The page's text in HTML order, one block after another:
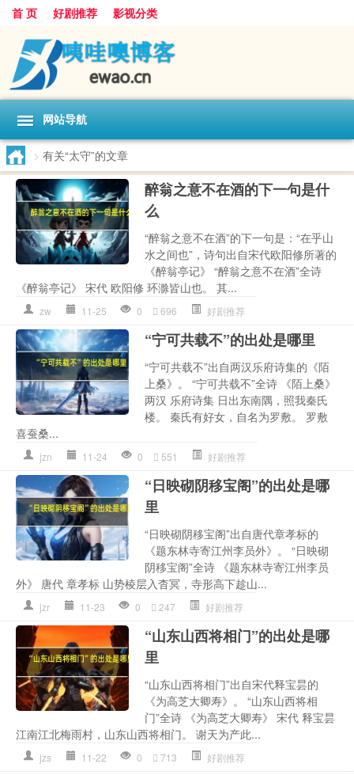
首 页 好剧推荐 影视分类
网站导航
> 有关“太守”的文章
醉翁之意不在酒的下一句是什
么
“醉翁之意不在酒”的下一句是：“在乎山
水之间也”，诗句出自宋代欧阳修所著的
《醉翁亭记》 “醉翁之意不在酒”全诗
《醉翁亭记》 宋代 欧阳修 环滁皆山也。 其...
zw 11-25 0 696 好剧推荐
“宁可共载不”的出处是哪里
“宁可共载不”出自两汉乐府诗集的《陌
上桑》。 “宁可共载不”全诗 《陌上桑》
两汉 乐府诗集 日出东南隅，照我秦氏
楼。 秦氏有好女，自名为罗敷。 罗敷
喜蚕桑...
jzn 11-24 0 551 好剧推荐
“日映砌阴移宝阁”的出处是哪
里
“日映砌阴移宝阁”出自唐代章孝标的
《题东林寺寄江州李员外》。 “日映砌
阴移宝阁”全诗 《题东林寺寄江州李员
外》 唐代 章孝标 山势棱层入杳冥，寺形高下趁山...
jzr 11-23 0 247 好剧推荐
“山东山西将相门”的出处是哪
里
“山东山西将相门”出自宋代释宝昙的
《为高芝大卿寿》。 “山东山西将相
门”全诗 《为高芝大卿寿》 宋代 释宝昙
江南江北梅雨村，山东山西将相门。 谢天为产此...
jzs 11-22 0 713 好剧推荐